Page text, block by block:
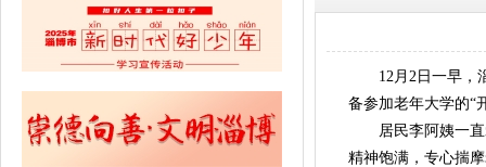
12月2日一早，淄
备参加老年大学的“
居民李阿姨一直
精神饱满，专心揣